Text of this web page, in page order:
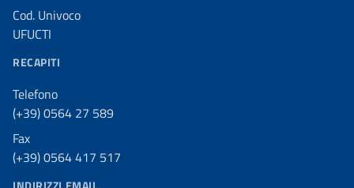
Cod. Univoco
UFUCTI
RECAPITI
Telefono
(+39) 0564 27 589
Fax
(+39) 0564 417 517